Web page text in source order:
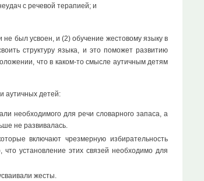
с речевой терапией; и
был усвоен, и (2) обучение жестовому языку в
структуру языка, и это поможет развитию
что в каком-то смысле аутичным детям
аутичных детей:
необходимого для речи словарного запаса, а
не развивалась.
включают чрезмерную избирательность
установление этих связей необходимо для
жесты.